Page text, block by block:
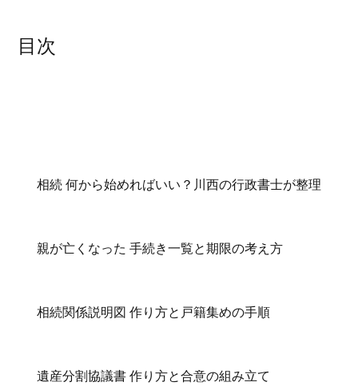
目次
相続 何から始めればいい？川西の行政書士が整理
親が亡くなった 手続き一覧と期限の考え方
相続関係説明図 作り方と戸籍集めの手順
遺産分割協議書 作り方と合意の組み立て